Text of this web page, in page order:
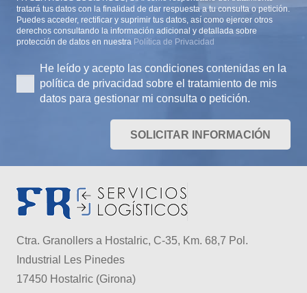
tratará tus datos con la finalidad de dar respuesta a tu consulta o petición.
Puedes acceder, rectificar y suprimir tus datos, así como ejercer otros
derechos consultando la información adicional y detallada sobre
protección de datos en nuestra Política de Privacidad
He leído y acepto las condiciones contenidas en la
política de privacidad sobre el tratamiento de mis
datos para gestionar mi consulta o petición.
SOLICITAR INFORMACIÓN
Ctra. Granollers a Hostalric, C-35, Km. 68,7 Pol.
Industrial Les Pinedes
17450 Hostalric (Girona)